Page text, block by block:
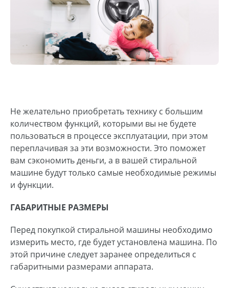
Не желательно приобретать технику с большим
количеством функций, которыми вы не будете
пользоваться в процессе эксплуатации, при этом
переплачивая за эти возможности. Это поможет
вам сэкономить деньги, а в вашей стиральной
машине будут только самые необходимые режимы
и функции.
ГАБАРИТНЫЕ РАЗМЕРЫ
Перед покупкой стиральной машины необходимо
измерить место, где будет установлена машина. По
этой причине следует заранее определиться с
габаритными размерами аппарата.